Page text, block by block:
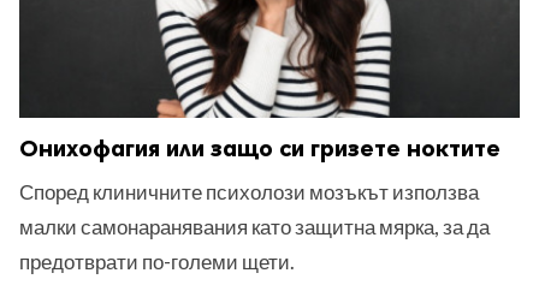
Онихофагия или защо си гризете ноктите
Според клиничните психолози мозъкът използва
малки самонаранявания като защитна мярка, за да
предотврати по-големи щети.